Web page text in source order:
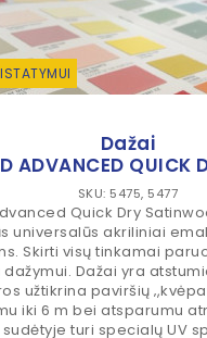
Dažai
ADVANCED QUICK
SKU: 5475, 5477
Quick Dry
universalūs akriliniai
Skirti visų tinkamai
Dažai yra
užtikrina paviršių
iki 6 m bei atsparumu
turi specialų UV